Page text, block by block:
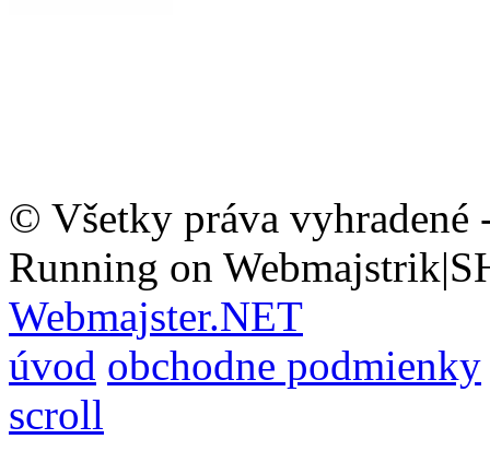
© Všetky práva vyhradené
Running on
Webmajster.NET
úvod obchodne podmienky
scroll